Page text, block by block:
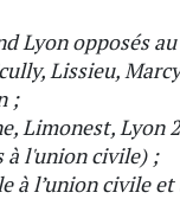
Lyon opposés
Lissieu,
;
Limonest, Lyon
à l'union civile) ;
à l’union civile et